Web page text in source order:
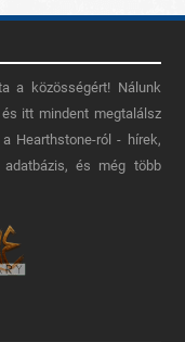
a közösségért! Nálunk
itt mindent megtalálsz
Hearthstone-ról - hírek,
és még több